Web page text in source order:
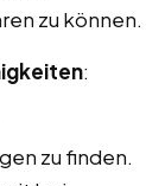
zu können.
:
zu finden.